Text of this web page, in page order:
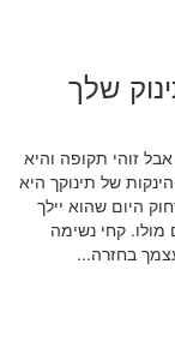
שלך
זוהי תקופה והיא
של תינוקך היא
היום שהוא יילך
מולו. קחי נשימה
בחזרה...